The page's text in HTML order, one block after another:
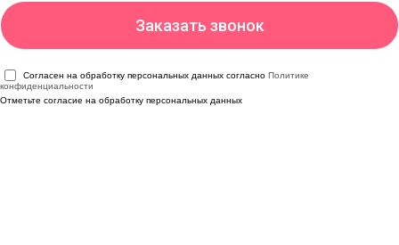
Согласен на обработку персональных данных согласно Политике
конфиденциальности
Отметьте согласие на обработку персональных данных